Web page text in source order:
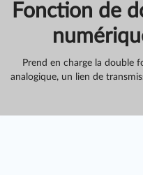
Fonction de
Prend en charge la double
analogique, un lien de